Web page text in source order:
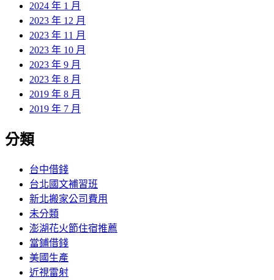
2024 年 1 月
2023 年 12 月
2023 年 11 月
2023 年 10 月
2023 年 9 月
2023 年 8 月
2019 年 8 月
2019 年 7 月
分類
台中借錢
台北國文補習班
新北搬家公司費用
未分類
澎湖花火節住宿推薦
當鋪借錢
美國生產
近視雷射